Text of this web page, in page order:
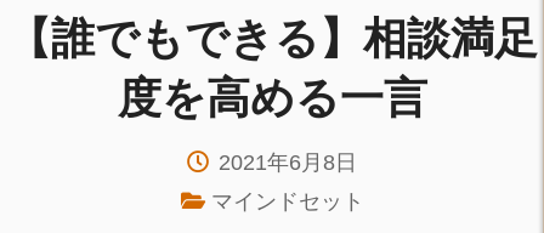
【誰でもできる】相談満足
度を高める一言
2021年6月8日
マインドセット